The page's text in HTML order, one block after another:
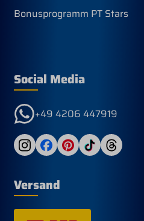
Bonusprogramm PT Stars
Social Media
+49 4206 447919
Versand